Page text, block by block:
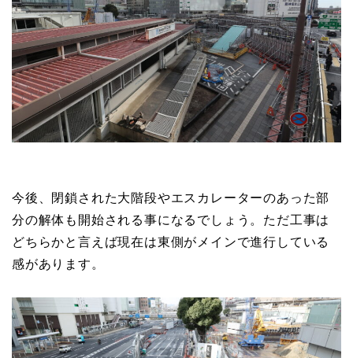
今後、閉鎖された大階段やエスカレーターのあった部
分の解体も開始される事になるでしょう。ただ工事は
どちらかと言えば現在は東側がメインで進行している
感があります。